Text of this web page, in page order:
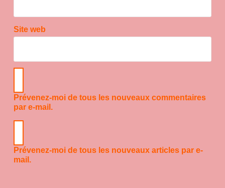
Site web
Prévenez-moi de tous les nouveaux commentaires
par e-mail.
Prévenez-moi de tous les nouveaux articles par e-
mail.